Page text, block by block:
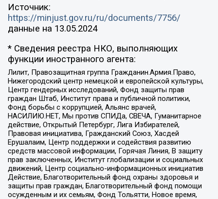
Источник:
https://minjust.gov.ru/ru/documents/7756/
данные на 13.05.2024
* Сведения реестра НКО, выполняющих
функции иностранного агента:
Лилит, Правозащитная группа Гражданин.Армия.Право,
Нижегородский центр немецкой и европейской культуры,
Центр гендерных исследований, Фонд защиты прав
граждан Штаб, Институт права и публичной политики,
Фонд борьбы с коррупцией, Альянс врачей,
НАСИЛИЮ.НЕТ, Мы против СПИДа, СВЕЧА, Гуманитарное
действие, Открытый Петербург, Лига Избирателей,
Правовая инициатива, Гражданский Союз, Хасдей
Ерушалаим, Центр поддержки и содействия развитию
средств массовой информации, Горячая Линия, В защиту
прав заключенных, Институт глобализации и социальных
движений, Центр социально-информационных инициатив
Действие, Благотворительный фонд охраны здоровья и
защиты прав граждан, Благотворительный фонд помощи
осужденным и их семьям, Фонд Тольятти, Новое время,